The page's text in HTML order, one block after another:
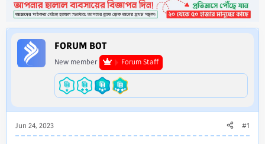
d
s
t
a
r
t
d
a
t
e
FORUM BOT
New member Forum Staff
Jun 24, 2023 #1